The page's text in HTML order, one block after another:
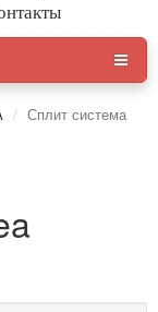
Сплит система